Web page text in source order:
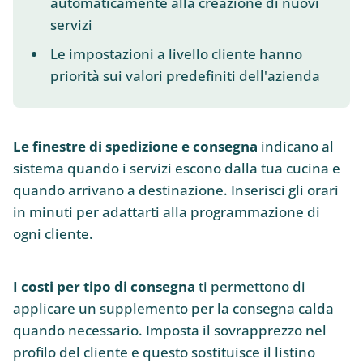
servizi
Le impostazioni a livello cliente hanno
priorità sui valori predefiniti dell'azienda
Le finestre di spedizione e consegna indicano al
sistema quando i servizi escono dalla tua cucina e
quando arrivano a destinazione. Inserisci gli orari
in minuti per adattarti alla programmazione di
ogni cliente.
I costi per tipo di consegna ti permettono di
applicare un supplemento per la consegna calda
quando necessario. Imposta il sovrapprezzo nel
profilo del cliente e questo sostituisce il listino